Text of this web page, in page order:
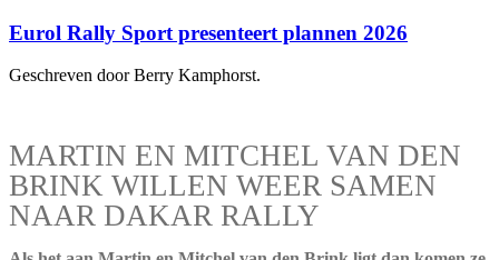
Eurol Rally Sport presenteert plannen 2026
Geschreven door Berry Kamphorst.
MARTIN EN MITCHEL VAN DEN
BRINK WILLEN WEER SAMEN
NAAR DAKAR RALLY